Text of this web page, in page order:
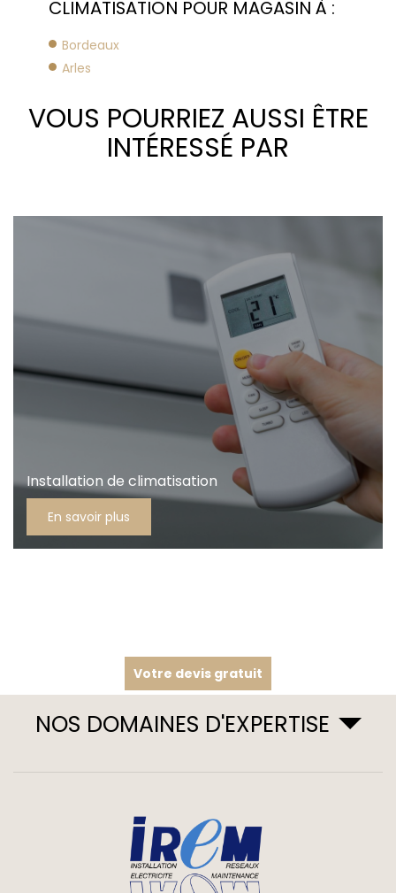
CLIMATISATION POUR MAGASIN À :
Bordeaux
Arles
VOUS POURRIEZ AUSSI ÊTRE
INTÉRESSÉ PAR
Installation de climatisation
En savoir plus
Votre devis gratuit
NOS DOMAINES D'EXPERTISE